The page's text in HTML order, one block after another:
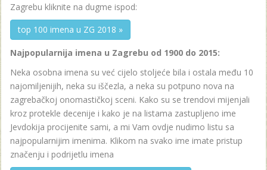
Zagrebu kliknite na dugme ispod:
top 100 imena u ZG 2018 »
Najpopularnija imena u Zagrebu od 1900 do 2015:
Neka osobna imena su već cijelo stoljeće bila i ostala među 10
najomiljenijih, neka su iščezla, a neka su potpuno nova na
zagrebačkoj onomastičkoj sceni. Kako su se trendovi mijenjali
kroz protekle decenije i kako je na listama zastupljeno ime
Jevdokija procijenite sami, a mi Vam ovdje nudimo listu sa
najpopularnijim imenima. Klikom na svako ime imate pristup
značenju i podrijetlu imena